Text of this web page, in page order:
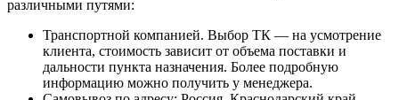
различными путями:
Транспортной компанией. Выбор ТК — на усмотрение
клиента, стоимость зависит от объема поставки и
дальности пункта назначения. Более подробную
информацию можно получить у менеджера.